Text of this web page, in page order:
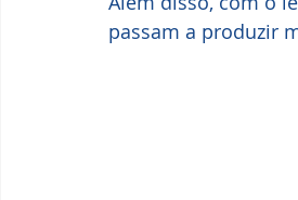
passam a produzir